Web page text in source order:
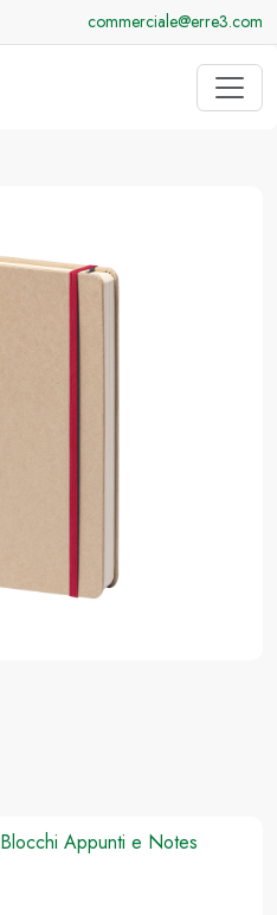
commerciale@erre3.com
Blocchi Appunti e Notes